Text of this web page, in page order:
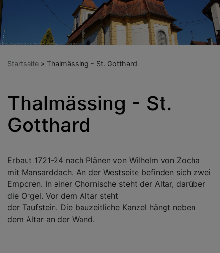
Startseite Thalmässing - St. Gotthard
Thalmässing - St.
Gotthard
Erbaut 1721-24 nach Plänen von Wilhelm von Zocha
mit Mansarddach. An der Westseite befinden sich zwei
Emporen. In einer Chornische steht der Altar, darüber
die Orgel. Vor dem Altar steht
der Taufstein. Die bauzeitliche Kanzel hängt neben
dem Altar an der Wand.